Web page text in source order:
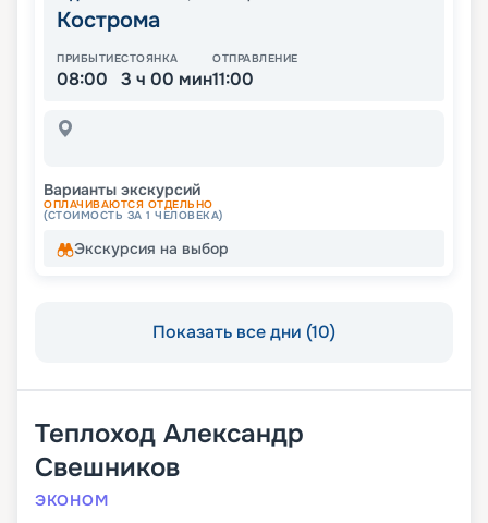
Кострома
ПРИБЫТИЕ
08:00
СТОЯНКА
3 ч 00 мин
ОТПРАВЛЕНИЕ
11:00
Варианты экскурсий
ОПЛАЧИВАЮТСЯ ОТДЕЛЬНО
(СТОИМОСТЬ ЗА 1 ЧЕЛОВЕКА)
Экскурсия на выбор
Показать все дни (10)
Теплоход Александр
Свешников
ЭКОНОМ